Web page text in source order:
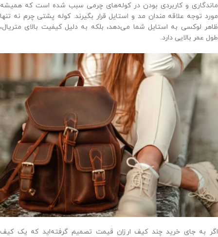
ماندگاری و کاربردی بودن در کوله‌های چرمی سبب شده است که همیشه
مورد توجه علاقه‌ مندان مد و استایل قرار بگیرند. کوله پشتی چرم نه‌ تنها
ظاهر لوکسی به استایل شما می‌دهد، بلکه به دلیل کیفیت بالای متریال،
طول عمر بالایی دارد.
اگر به جای خرید چند کیف ارزان‌ قیمت تصمیم گرفته‌اید که یک کیف